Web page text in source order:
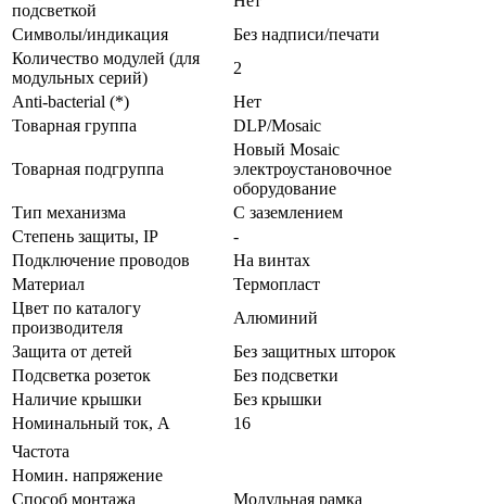
подсветкой
Символы/индикация
Без надписи/печати
Количество модулей (для
модульных серий)
2
Anti-bacterial (*)
Нет
Товарная группа
DLP/Mosaic
Товарная подгруппа
Новый Mosaic
электроустановочное
оборудование
Тип механизма
С заземлением
Стeпень зaщиты, IP
-
Подключение проводов
На винтах
Мaтериал
Термопласт
Цвeт по каталогу
производителя
Алюминий
Зaщита от детей
Без защитных шторок
Подсветка розеток
Без подсветки
Наличие крышки
Без крышки
Нoминальный ток, А
16
Частота
Номин. напряжение
Способ монтажа
Модульная рамка